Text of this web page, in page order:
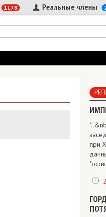
1178 Реальные члены
при